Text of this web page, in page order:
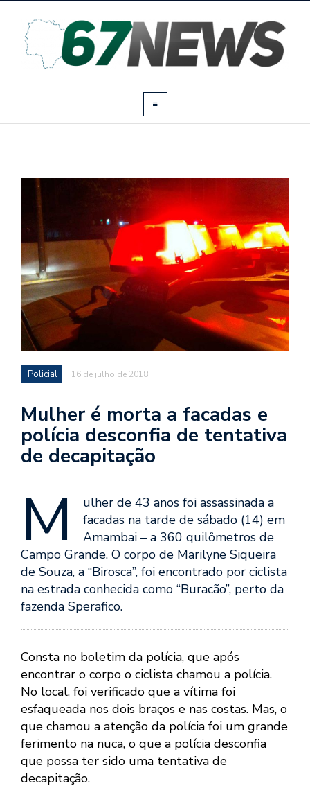
Policial 16 de julho de 2018
Mulher é morta a facadas e
polícia desconfia de tentativa
de decapitação
M
ulher de 43 anos foi assassinada a
facadas na tarde de sábado (14) em
Amambai – a 360 quilômetros de
Campo Grande. O corpo de Marilyne Siqueira
de Souza, a “Birosca”, foi encontrado por ciclista
na estrada conhecida como “Buracão”, perto da
fazenda Sperafico.
Consta no boletim da polícia, que após
encontrar o corpo o ciclista chamou a polícia.
No local, foi verificado que a vítima foi
esfaqueada nos dois braços e nas costas. Mas, o
que chamou a atenção da polícia foi um grande
ferimento na nuca, o que a polícia desconfia
que possa ter sido uma tentativa de
decapitação.